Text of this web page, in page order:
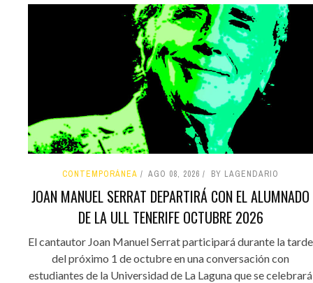
CONTEMPORÁNEA AGO 08, 2026 BY LAGENDARIO
JOAN MANUEL SERRAT DEPARTIRÁ CON EL ALUMNADO
DE LA ULL TENERIFE OCTUBRE 2026
El cantautor Joan Manuel Serrat participará durante la tarde
del próximo 1 de octubre en una conversación con
estudiantes de la Universidad de La Laguna que se celebrará